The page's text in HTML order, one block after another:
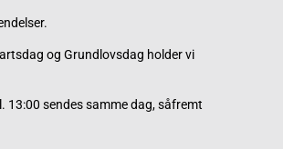
og Grundlovsdag holder vi
13:00 sendes samme dag, såfremt